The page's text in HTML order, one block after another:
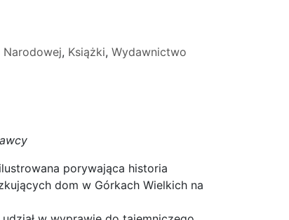
, Książki, Wydawnictwo
porywająca historia
dom w Górkach Wielkich na